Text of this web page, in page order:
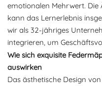
emotionalen Mehrwert.
kann das Lernerlebnis
wir als 32-jähriges
integrieren, um
Wie sich exquisite
auswirken
Das ästhetische Design